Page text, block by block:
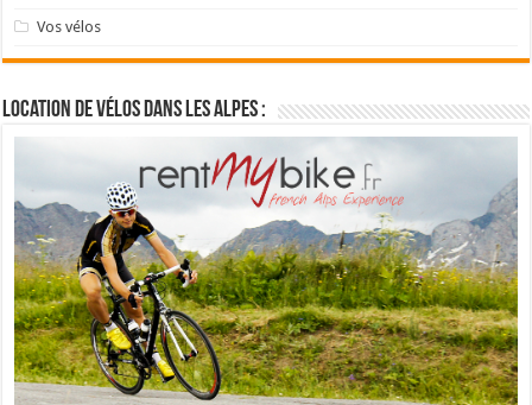
Vos vélos
Location de vélos dans les Alpes :